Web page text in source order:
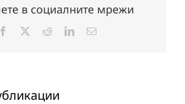
в социалните мрежи
Facebook RedditLinkedInЕлектронна